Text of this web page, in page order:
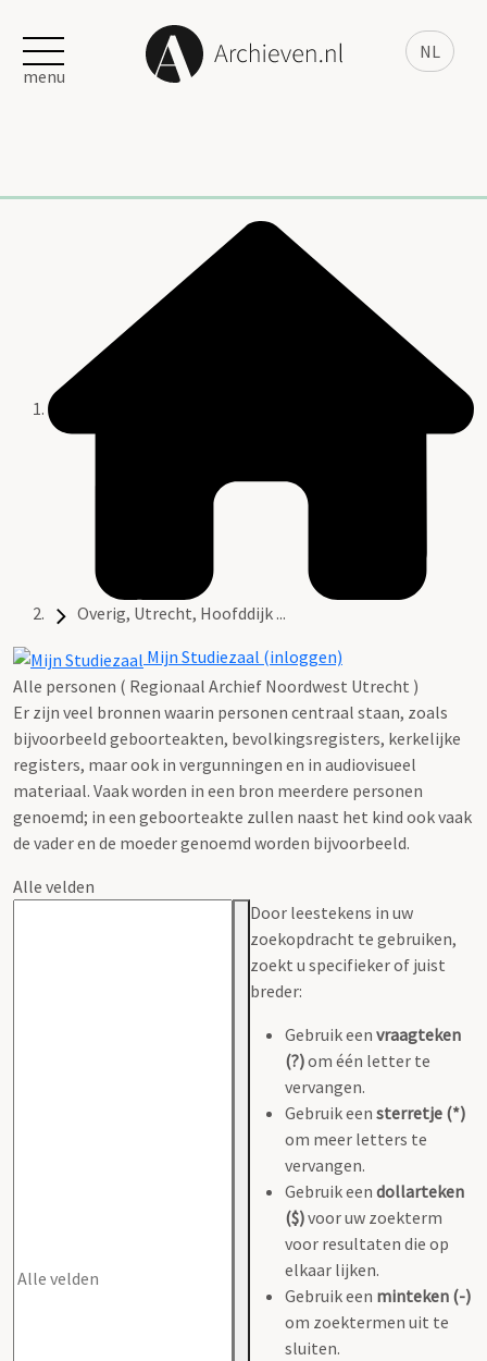
NL
menu
Overig, Utrecht, Hoofddijk ...
Mijn Studiezaal (inloggen)
Alle personen ( Regionaal Archief Noordwest Utrecht )
Er zijn veel bronnen waarin personen centraal staan, zoals
bijvoorbeeld geboorteakten, bevolkingsregisters, kerkelijke
registers, maar ook in vergunningen en in audiovisueel
materiaal. Vaak worden in een bron meerdere personen
genoemd; in een geboorteakte zullen naast het kind ook vaak
de vader en de moeder genoemd worden bijvoorbeeld.
Alle velden
Door leestekens in uw
zoekopdracht te gebruiken,
zoekt u specifieker of juist
breder:
Gebruik een vraagteken
(?)om één letter te
vervangen.
Gebruik een sterretje (*)
om meer letters te
vervangen.
Gebruik een dollarteken
($)voor uw zoekterm
voor resultaten die op
elkaar lijken.
Gebruik een minteken (-)
om zoektermen uit te
sluiten.